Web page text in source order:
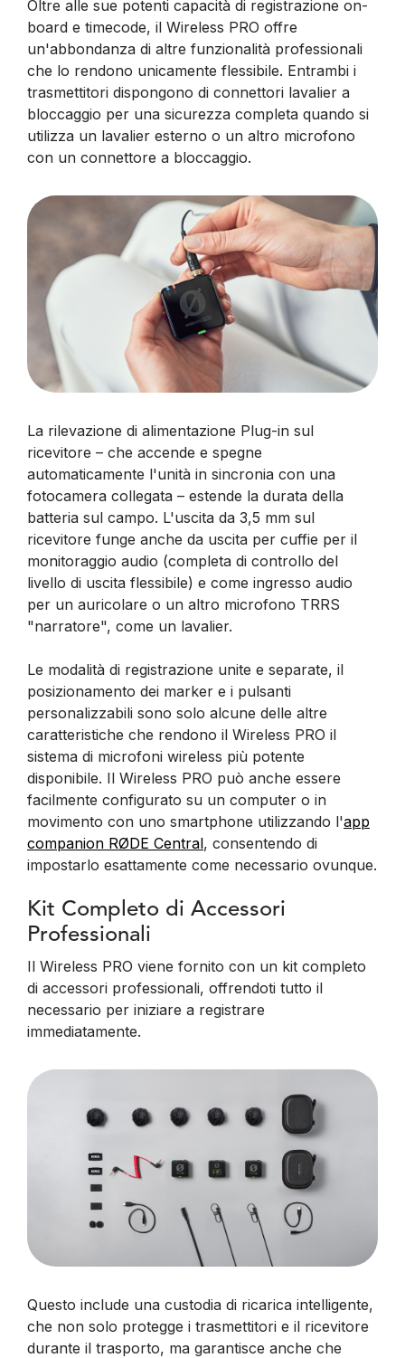
Oltre alle sue potenti capacità di registrazione on-
board e timecode, il Wireless PRO offre
un'abbondanza di altre funzionalità professionali
che lo rendono unicamente flessibile. Entrambi i
trasmettitori dispongono di connettori lavalier a
bloccaggio per una sicurezza completa quando si
utilizza un lavalier esterno o un altro microfono
con un connettore a bloccaggio.
La rilevazione di alimentazione Plug-in sul
ricevitore – che accende e spegne
automaticamente l'unità in sincronia con una
fotocamera collegata – estende la durata della
batteria sul campo. L'uscita da 3,5 mm sul
ricevitore funge anche da uscita per cuffie per il
monitoraggio audio (completa di controllo del
livello di uscita flessibile) e come ingresso audio
per un auricolare o un altro microfono TRRS
"narratore", come un lavalier.
Le modalità di registrazione unite e separate, il
posizionamento dei marker e i pulsanti
personalizzabili sono solo alcune delle altre
caratteristiche che rendono il Wireless PRO il
sistema di microfoni wireless più potente
disponibile. Il Wireless PRO può anche essere
facilmente configurato su un computer o in
movimento con uno smartphone utilizzando l'app
companion RØDE Central, consentendo di
impostarlo esattamente come necessario ovunque.
Kit Completo di Accessori
Professionali
Il Wireless PRO viene fornito con un kit completo
di accessori professionali, offrendoti tutto il
necessario per iniziare a registrare
immediatamente.
Questo include una custodia di ricarica intelligente,
che non solo protegge i trasmettitori e il ricevitore
durante il trasporto, ma garantisce anche che